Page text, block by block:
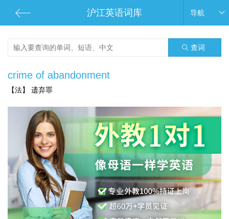
沪江英语词库 导航
查词
crime of abandonment
【法】 遗弃罪